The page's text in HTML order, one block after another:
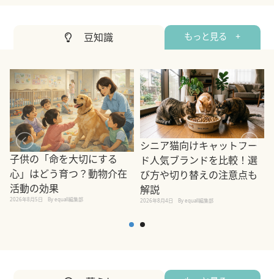
豆知識 もっと見る +
子供の「命を大切にする
心」はどう育つ？動物介在
活動の効果
2026年8月5日 By equall編集部
シニア猫向けキャットフー
ド人気ブランドを比較！選
び方や切り替えの注意点も
解説
2026年8月4日 By equall編集部